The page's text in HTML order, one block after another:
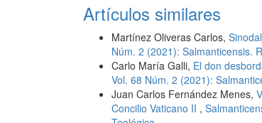
Artículos similares
Martínez Oliveras Carlos,
Núm. 2 (2021): Salmanticensis.
Carlo María Galli, El don
Vol. 68 Núm. 2 (2021):
Juan Carlos Fernández Menes,
Concilio Vaticano II ,